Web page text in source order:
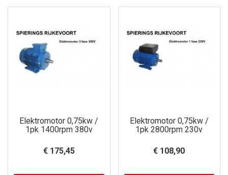
Elektromotor 0,75kw /
1pk 1400rpm 380v
€ 175,45
Elektromotor 0,75kw /
1pk 2800rpm 230v
€ 108,90